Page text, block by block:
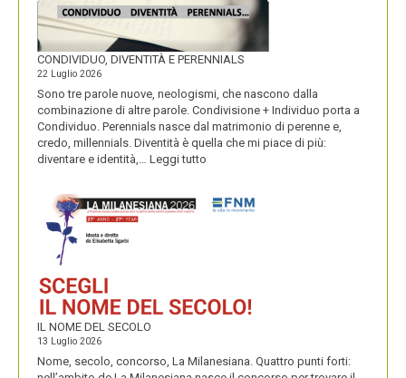
CONDIVIDUO, DIVENTITÀ E PERENNIALS
22 Luglio 2026
Sono tre parole nuove, neologismi, che nascono dalla
combinazione di altre parole. Condivisione + Individuo porta a
Condividuo. Perennials nasce dal matrimonio di perenne e,
credo, millennials. Diventità è quella che mi piace di più:
diventare e identità,… Leggi tutto
E
IL NOME DEL SECOLO
13 Luglio 2026
Nome, secolo, concorso, La Milanesiana. Quattro punti forti: